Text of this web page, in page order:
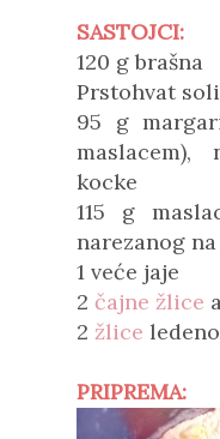
SASTOJCI:
120 gbrašna
Prstohvat soli
95 g
maslacem),
kocke
115 g
narezanog
1 veće jaje
2 čajne žlice
2 žlice
PRIPREMA: